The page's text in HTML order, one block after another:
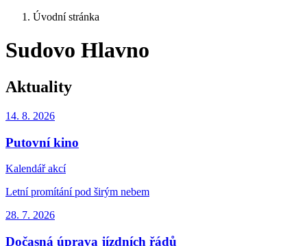
Úvodní stránka
Sudovo Hlavno
Aktuality
14. 8. 2026
Putovní kino
Kalendář akcí
Letní promítání pod širým nebem
28. 7. 2026
Dočasná úprava jízdních řádů